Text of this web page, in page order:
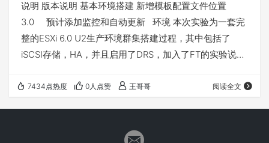
说明 版本说明 基本环境搭建 新增模板配置文件位置
3.0 预计添加监控和自动更新 环境 本次实验为一套完
整的ESXi 6.0 U2生产环境群集搭建过程，其中包括了
iSCSI存储，HA，并且启用了DRS，加入了FT的实验说
环境完全通过一台WorkStation来进行模拟。我的实验的
有一台DC，vCenter6，vCenterDB数据库 一台5个网口
7434点热度 0人点赞 王哥哥 阅读全文